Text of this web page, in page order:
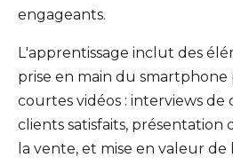
engageants.
L'apprentissage inclut des
prise en main du smartphone
courtes vidéos : interviews
clients satisfaits, présentation
la vente, et mise en valeur